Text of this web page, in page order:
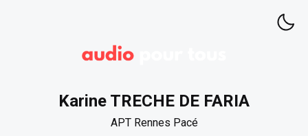
Karine TRECHE DE FARIA
APT Rennes Pacé